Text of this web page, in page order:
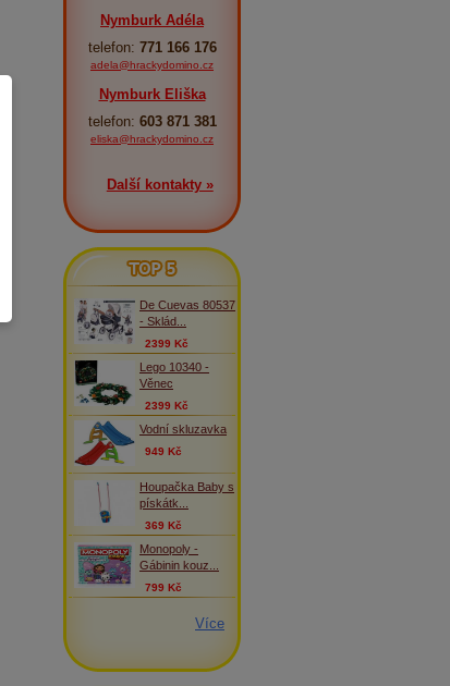
Nymburk Adéla
telefon: 771 166 176
adela@hrackydomino.cz
Nymburk Eliška
telefon: 603 871 381
eliska@hrackydomino.cz
Další kontakty »
TOP 5
De Cuevas 80537
- Sklád...
2399 Kč
Lego 10340 -
Věnec
2399 Kč
Vodní skluzavka
949 Kč
Houpačka Baby s
pískátk...
369 Kč
Monopoly -
Gábinin kouz...
799 Kč
Více